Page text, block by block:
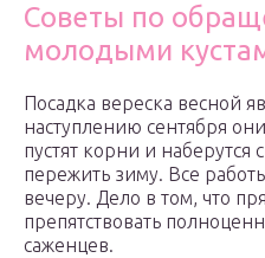
Советы по
молодыми
Посадка вереска весной
наступлению сентября
пустят корни и наберутся
пережить зиму. Все
вечеру. Дело в том, что
препятствовать
саженцев.